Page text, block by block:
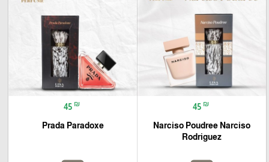
45 ₪
Narciso Poudree Narciso
Rodriguez
45 ₪
Prada Paradoxe